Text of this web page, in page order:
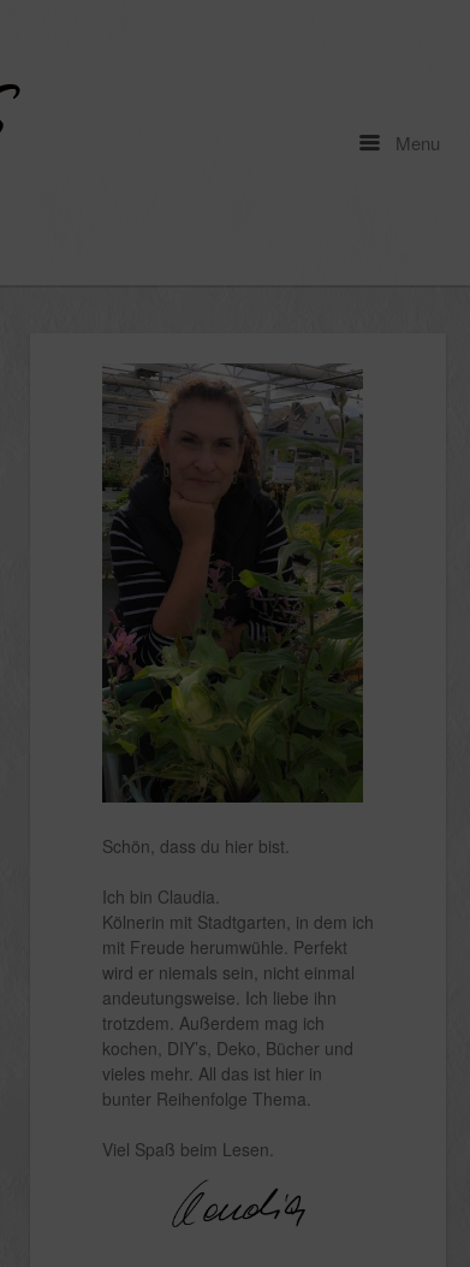
MenuMenu
Schön, dass du hier bist.
Ich bin Claudia.
Kölnerin mit Stadtgarten, in dem ich
mit Freude herumwühle. Perfekt
wird er niemals sein, nicht einmal
andeutungsweise. Ich liebe ihn
trotzdem. Außerdem mag ich
kochen, DIY’s, Deko, Bücher und
vieles mehr. All das ist hier in
bunter Reihenfolge Thema.
Viel Spaß beim Lesen.